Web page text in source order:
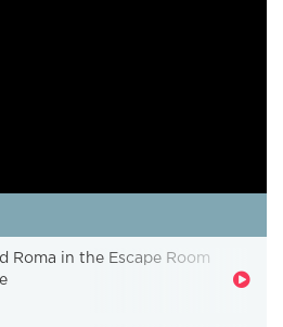
Roma in the Escape Room